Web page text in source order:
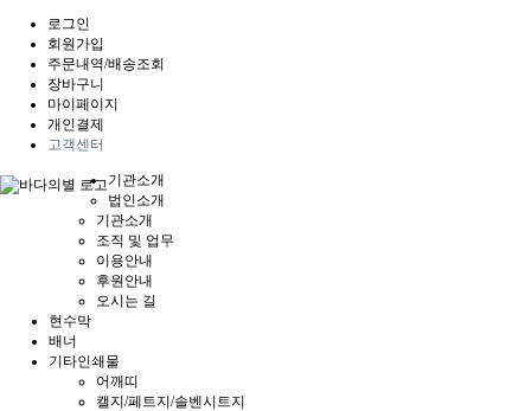
로그인
회원가입
주문내역/배송조회
장바구니
마이페이지
개인결제
고객센터
기관소개
법인소개
기관소개
조직 및 업무
이용안내
후원안내
오시는 길
현수막
배너
기타인쇄물
어깨띠
캘지/페트지/솔벤시트지